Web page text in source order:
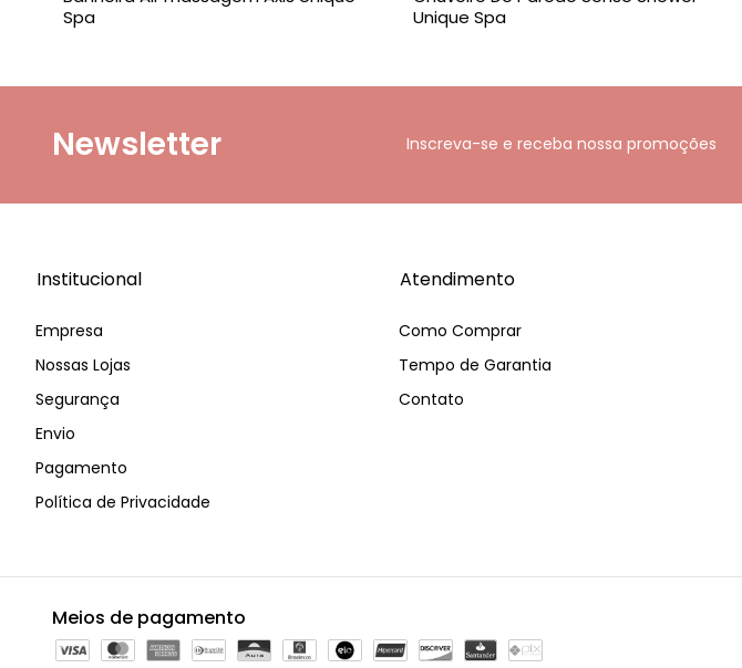
Spa
Unique Spa
Newsletter Inscreva-se e receba nossa promoções
Institucional
Empresa
Nossas Lojas
Segurança
Envio
Pagamento
Política de Privacidade
Atendimento
Como Comprar
Tempo de Garantia
Contato
Meios de pagamento